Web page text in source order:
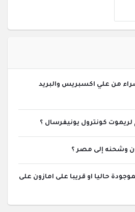
من علي اكسبريس والبريد
كونترول يونيفرسال ؟
وشحنه إلى مصر ؟
حاليا او قريبا على امازون على